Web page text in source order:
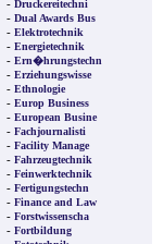
- Druckereitechni
- Dual Awards Bus
- Elektrotechnik
- Energietechnik
- Ern�hrungstechn
- Erziehungswisse
- Ethnologie
- Europ Business
- European Busine
- Fachjournalisti
- Facility Manage
- Fahrzeugtechnik
- Feinwerktechnik
- Fertigungstechn
- Finance and Law
- Forstwissenscha
- Fortbildung